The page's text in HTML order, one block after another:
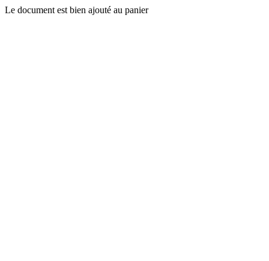
Le document est bien ajouté au panier